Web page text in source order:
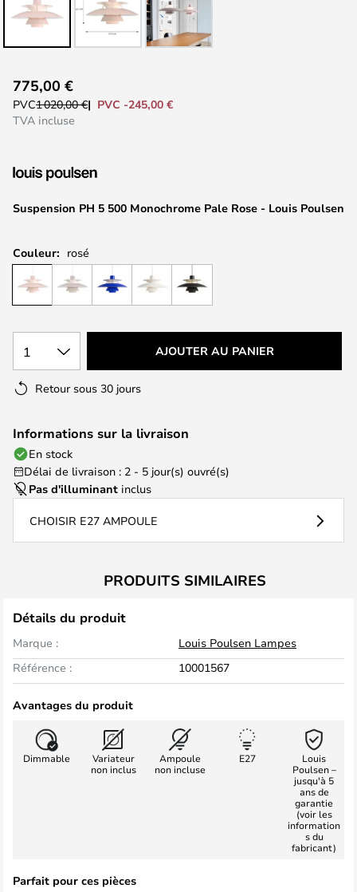
to
the
the
gallery
Suspension PH 5 500 Monochrome Pale Rose - Louis Poulsen
775,00 €
PVC1 020,00 €
PVC -245,00 €
TVA incluse
Couleur: rosé
1 AJOUTER AU PANIER
Retour sous 30 jours
Informations sur la livraison
En stock
Délai de livraison : 2 - 5 jour(s) ouvré(s)
Pas d'illuminant inclus
CHOISIR E27 AMPOULE
PRODUITS SIMILAIRES
Détails du produit
Marque :
Louis Poulsen Lampes
Référence :
10001567
Avantages du produit
Dimmable
Variateur
non inclus
Ampoule
non incluse
E27
Louis
Poulsen –
jusqu'à 5
ans de
garantie
(voir les
information
s du
fabricant)
Parfait pour ces pièces